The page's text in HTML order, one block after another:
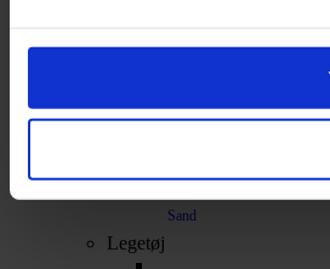
Bark
Spelt
Vat
Sand
Legetøj